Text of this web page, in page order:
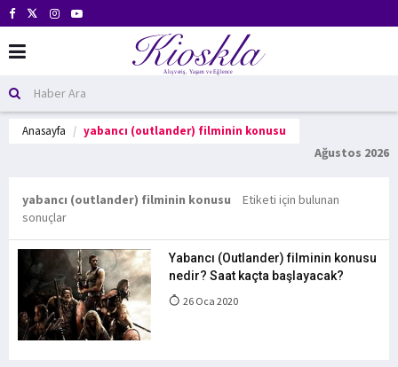
Anasayfa yabancı (outlander) filminin konusu
Ağustos 2026
yabancı (outlander) filminin konusu
Etiketi için bulunan
sonuçlar
Yabancı (Outlander) filminin konusu
nedir? Saat kaçta başlayacak?
26 Oca 2020